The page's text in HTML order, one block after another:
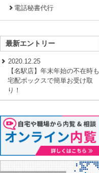
電話秘書代行
最新エントリー
2020.12.25
【名駅店】年末年始の不在時も
宅配ボックスで簡単お受け取
り！